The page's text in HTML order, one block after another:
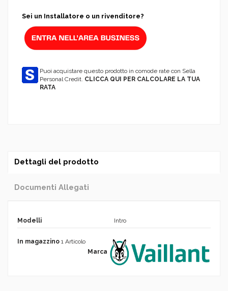
Sei un Installatore o un rivenditore?
Puoi acquistare questo prodotto in comode rate con Sella
Personal Credit. CLICCA QUI PER CALCOLARE LA TUA
RATA
Dettagli del prodotto
Documenti Allegati
Modelli Intro
Marca
In magazzino 1 Articolo